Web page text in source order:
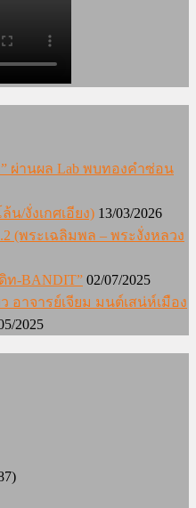
ผ่านผล Lab พบทองคำซ่อน
น/งั่งเกศเอียง) 13/03/2026
(พระเฉลิมพล – พระงั่งหลวง
ท-BANDIT” 02/07/2025
อาจารย์เจียม มนต์เสน่ห์เมือง
2025